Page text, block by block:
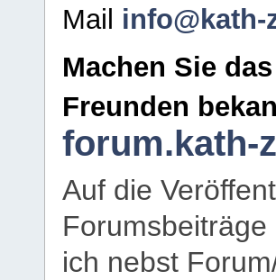
Mail info@kath-
Machen Sie
Freunden
forum.kath-
Auf die
ich nebst